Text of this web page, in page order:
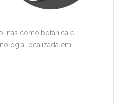
como botânica e
localizada em